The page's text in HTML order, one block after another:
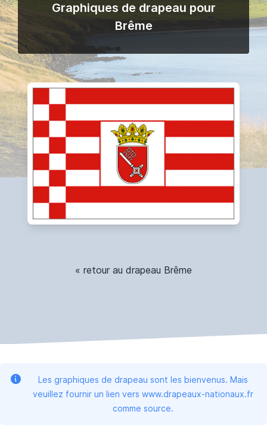
Graphiques de drapeau pour
Brême
« retour au drapeau Brême
Les graphiques de drapeau sont les bienvenus. Mais
veuillez fournir un lien vers www.drapeaux-nationaux.fr
comme source.